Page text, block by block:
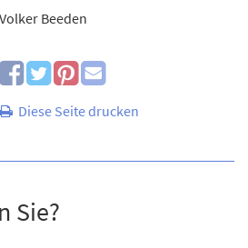
Volker Beeden
Diese Seite drucken
Sie?